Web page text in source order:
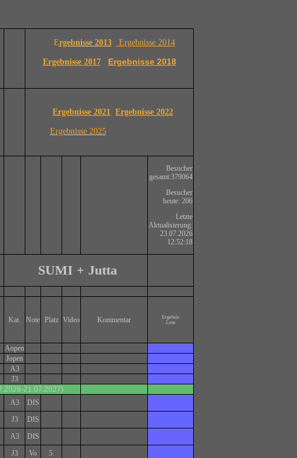
Ergebnisse 2013 Ergebnisse 2014
Ergebnisse 2017 Ergebnisse 2018
Ergebnisse 2021 Ergebnisse 2022
Ergebnisse 2025
Besucher
gesamt:379064
Besucher
heute: 206
Letzte
Aktualisierung:
23.07.2026
12:52:18
SUMI + Jutta
Kat. Note Platz Video Kommentar
Ergebnis
Liste
Aopen
Jopen
A3
J3
21.07.2027)
A3
DIS
J3 DIS
A3
DIS
J3 Vo 5.